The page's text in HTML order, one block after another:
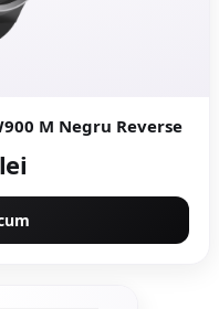
M Negru Reverse